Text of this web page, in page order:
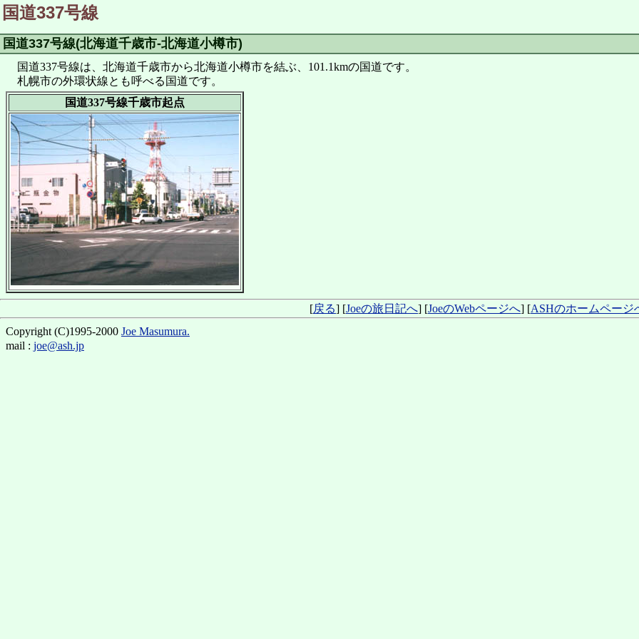
国道337号線
国道337号線(北海道千歳市-北海道小樽市)
国道337号線は、北海道千歳市から北海道小樽市を結ぶ、101.1kmの国道です。
札幌市の外環状線とも呼べる国道です。
国道337号線千歳市起点
[戻る] [Joeの旅日記へ] [JoeのWebページへ] [ASHのホームページ
Copyright (C)1995-2000 Joe Masumura.
mail : joe@ash.jp